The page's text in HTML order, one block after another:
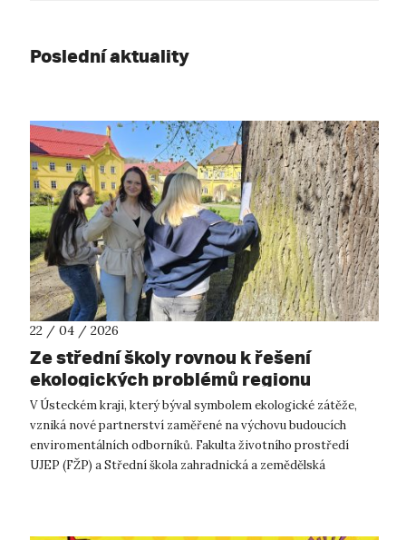
Poslední aktuality
22 / 04 / 2026
Ze střední školy rovnou k řešení
ekologických problémů regionu
V Ústeckém kraji, který býval symbolem ekologické zátěže,
vzniká nové partnerství zaměřené na výchovu budoucích
enviromentálních odborníků. Fakulta životního prostředí
UJEP (FŽP) a Střední škola zahradnická a zemědělská